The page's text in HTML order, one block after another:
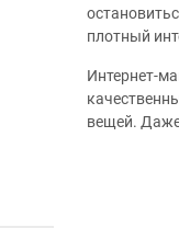
плотный
Интернет-
вещей.